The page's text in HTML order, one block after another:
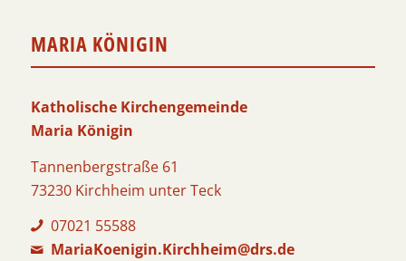
MARIA KÖNIGIN
Katholische Kirchengemeinde
Maria Königin
Tannenbergstraße 61
73230 Kirchheim unter Teck
07021 55588
MariaKoenigin.Kirchheim@drs.de